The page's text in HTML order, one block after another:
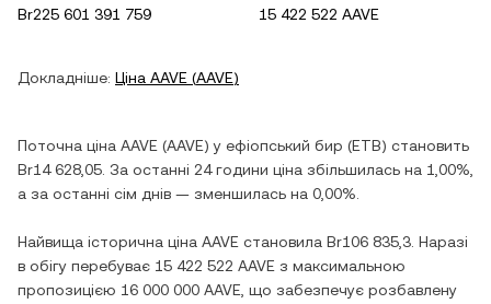
Br225 601 391 759
15 422 522 AAVE
Докладніше: Ціна AAVE (AAVE)
Поточна ціна AAVE (AAVE) у ефіопський бир (ETB) становить
Br14 628,05 . За останні 24 години ціна збільшилась на 1,00%
а за останні сім днів — зменшилась на 0,00%
Найвища історична ціна AAVE становила Br106 835,3 . Наразі
в обігу перебуває 15 422 522 AAVE з максимальною
пропозицією 16 000 000 AAVE , що забезпечує розбавлену